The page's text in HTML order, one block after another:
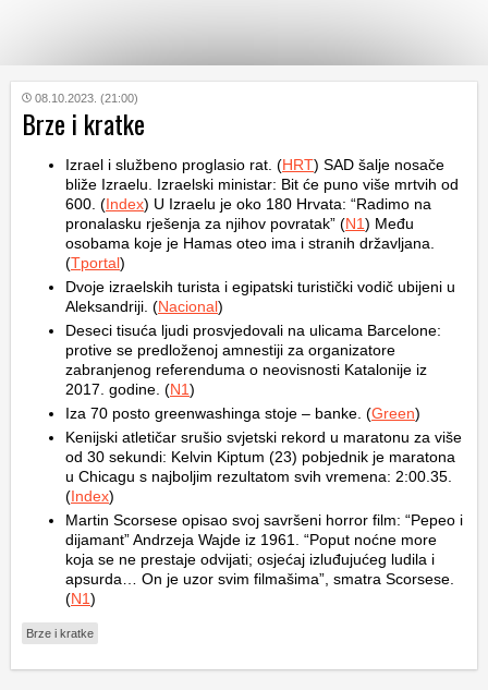
KATEGORIJE
HRVATSKI
WEB
08.10.2023. (21:00)
Brze i kratke
Izrael i službeno proglasio rat. (HRT) SAD šalje nosače
bliže Izraelu. Izraelski ministar: Bit će puno više mrtvih od
600. (Index) U Izraelu je oko 180 Hrvata: “Radimo na
pronalasku rješenja za njihov povratak” (N1) Među
osobama koje je Hamas oteo ima i stranih državljana.
(Tportal)
Dvoje izraelskih turista i egipatski turistički vodič ubijeni u
Aleksandriji. (Nacional)
Deseci tisuća ljudi prosvjedovali na ulicama Barcelone:
protive se predloženoj amnestiji za organizatore
zabranjenog referenduma o neovisnosti Katalonije iz
2017. godine. (N1)
Iza 70 posto greenwashinga stoje – banke. (Green)
Kenijski atletičar srušio svjetski rekord u maratonu za više
od 30 sekundi: Kelvin Kiptum (23) pobjednik je maratona
u Chicagu s najboljim rezultatom svih vremena: 2:00.35.
(Index)
Martin Scorsese opisao svoj savršeni horror film: “Pepeo i
dijamant” Andrzeja Wajde iz 1961. “Poput noćne more
koja se ne prestaje odvijati; osjećaj izluđujućeg ludila i
apsurda… On je uzor svim filmašima”, smatra Scorsese.
(N1)
Brze i kratke